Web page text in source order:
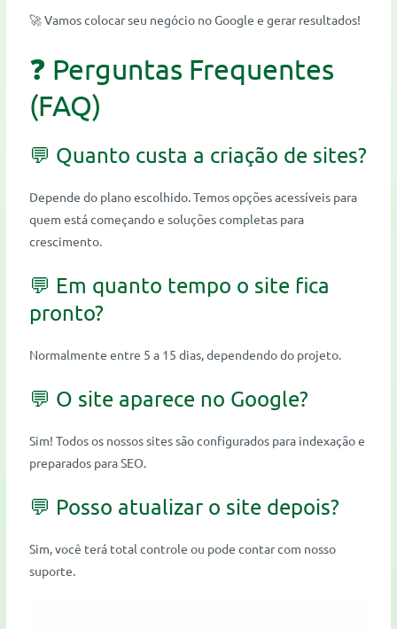
🚀 Vamos colocar seu negócio no Google e gerar resultados!
❓ Perguntas Frequentes
(FAQ)
💬 Quanto custa a criação de sites?
Depende do plano escolhido. Temos opções acessíveis para
quem está começando e soluções completas para
crescimento.
💬 Em quanto tempo o site fica
pronto?
Normalmente entre 5 a 15 dias, dependendo do projeto.
💬 O site aparece no Google?
Sim! Todos os nossos sites são configurados para indexação e
preparados para SEO.
💬 Posso atualizar o site depois?
Sim, você terá total controle ou pode contar com nosso
suporte.